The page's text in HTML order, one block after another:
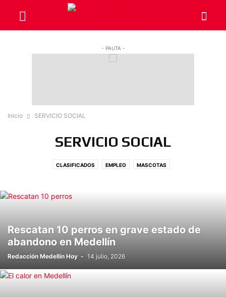
- PAUTA -
Inicio SERVICIO SOCIAL
SERVICIO SOCIAL
CLASIFICADOS EMPLEO MASCOTAS
Rescatan 10 perros en grave estado de
abandono en Medellín
Redacción Medellín Hoy - 14 julio, 2026